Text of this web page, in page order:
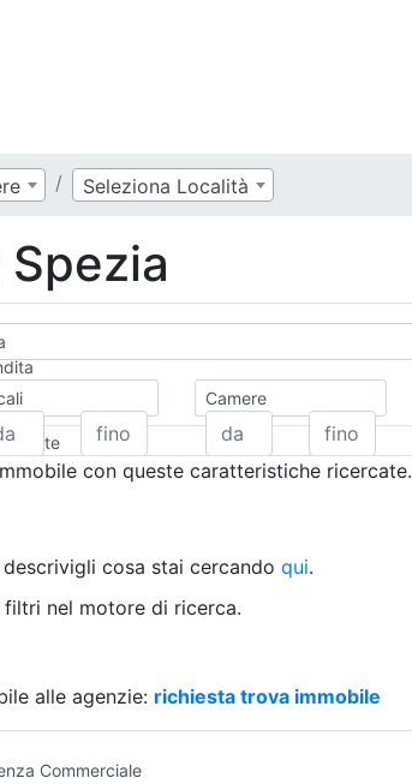
Seleziona Località
Commerciale
Camere
con queste caratteristiche ricercate.
cosa stai cercando qui.
nel motore di ricerca.
alle agenzie: richiesta trova immobile